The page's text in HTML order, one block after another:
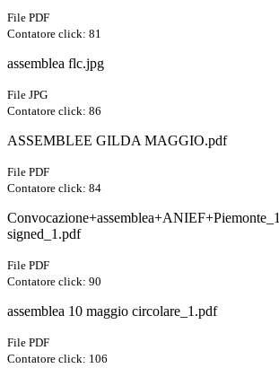
File PDF
Contatore click: 81
assemblea flc.jpg
File JPG
Contatore click: 86
ASSEMBLEE GILDA MAGGIO.pdf
File PDF
Contatore click: 84
signed_1.pdf
File PDF
Contatore click: 90
assemblea 10 maggio circolare_1.pdf
File PDF
Contatore click: 106